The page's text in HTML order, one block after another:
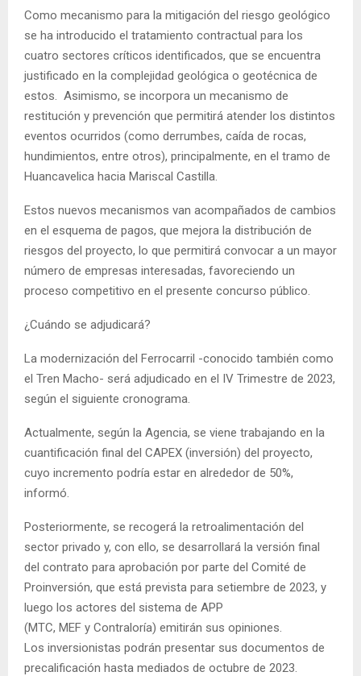
Como mecanismo para la mitigación del riesgo geológico
se ha introducido el tratamiento contractual para los
cuatro sectores críticos identificados, que se encuentra
justificado en la complejidad geológica o geotécnica de
estos. Asimismo, se incorpora un mecanismo de
restitución y prevención que permitirá atender los distintos
eventos ocurridos (como derrumbes, caída de rocas,
hundimientos, entre otros), principalmente, en el tramo de
Huancavelica hacia Mariscal Castilla.
Estos nuevos mecanismos van acompañados de cambios
en el esquema de pagos, que mejora la distribución de
riesgos del proyecto, lo que permitirá convocar a un mayor
número de empresas interesadas, favoreciendo un
proceso competitivo en el presente concurso público.
¿Cuándo se adjudicará?
La modernización del Ferrocarril -conocido también como
el Tren Macho- será adjudicado en el IV Trimestre de 2023,
según el siguiente cronograma.
Actualmente, según la Agencia, se viene trabajando en la
cuantificación final del CAPEX (inversión) del proyecto,
cuyo incremento podría estar en alrededor de 50%,
informó.
Posteriormente, se recogerá la retroalimentación del
sector privado y, con ello, se desarrollará la versión final
del contrato para aprobación por parte del Comité de
Proinversión, que está prevista para setiembre de 2023, y
luego los actores del sistema de APP
(MTC, MEF y Contraloría) emitirán sus opiniones.
Los inversionistas podrán presentar sus documentos de
precalificación hasta mediados de octubre de 2023.